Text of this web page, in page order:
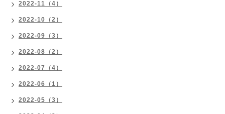
2022-11（4）
2022-10（2）
2022-09（3）
2022-08（2）
2022-07（4）
2022-06（1）
2022-05（3）